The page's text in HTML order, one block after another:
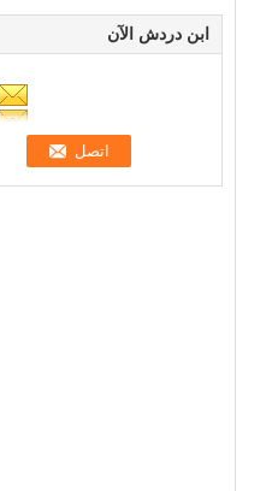
ابن دردش الآن